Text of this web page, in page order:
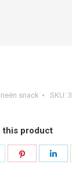
snack SKU:
this product